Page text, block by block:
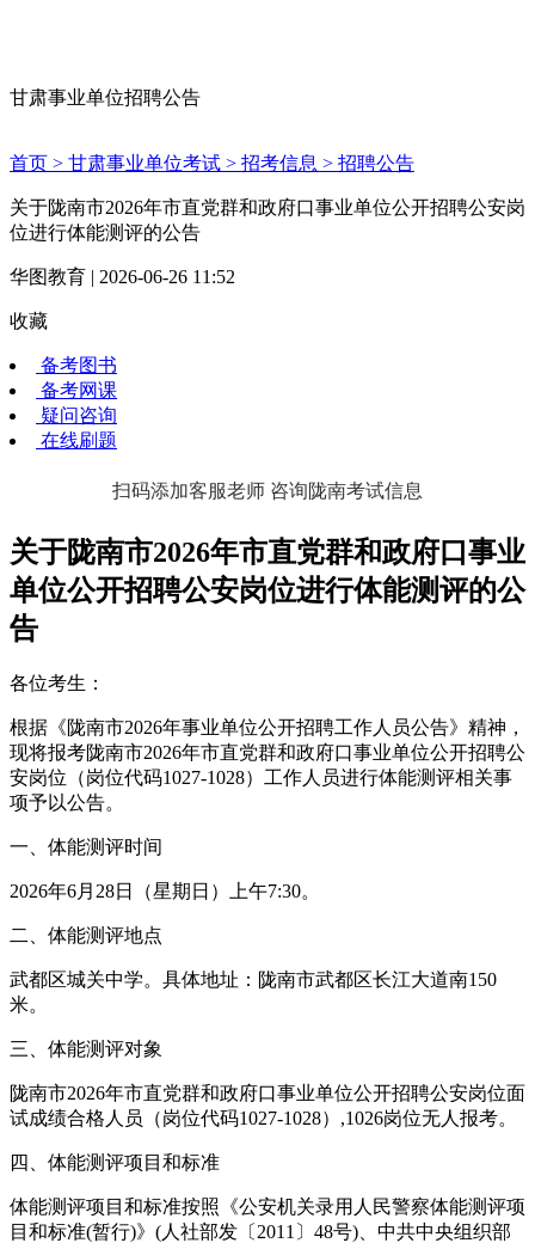
甘肃事业单位招聘公告
首页 > 甘肃事业单位考试 > 招考信息 > 招聘公告
关于陇南市2026年市直党群和政府口事业单位公开招聘公安岗
位进行体能测评的公告
华图教育 | 2026-06-26 11:52
收藏
备考图书
备考网课
疑问咨询
在线刷题
扫码添加客服老师 咨询陇南考试信息
关于陇南市2026年市直党群和政府口事业
单位公开招聘公安岗位进行体能测评的公
告
各位考生：
根据《陇南市2026年事业单位公开招聘工作人员公告》精神，
现将报考陇南市2026年市直党群和政府口事业单位公开招聘公
安岗位（岗位代码1027-1028）工作人员进行体能测评相关事
项予以公告。
一、体能测评时间
2026年6月28日（星期日）上午7:30。
二、体能测评地点
武都区城关中学。具体地址：陇南市武都区长江大道南150
米。
三、体能测评对象
陇南市2026年市直党群和政府口事业单位公开招聘公安岗位面
试成绩合格人员（岗位代码1027-1028）,1026岗位无人报考。
四、体能测评项目和标准
体能测评项目和标准按照《公安机关录用人民警察体能测评项
目和标准(暂行)》(人社部发〔2011〕48号)、中共中央组织部